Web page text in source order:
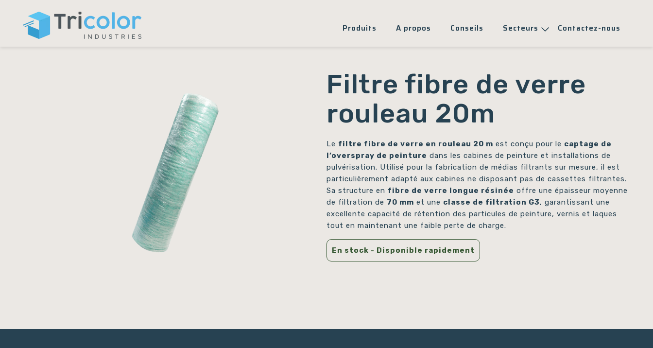
Produits A propos Conseils Secteurs Contactez-nous
Filtre fibre de verre
rouleau 20m
Le filtre fibre de verre en rouleau 20 m est conçu pour le captage de
l’overspray de peinture dans les cabines de peinture et installations de
pulvérisation. Utilisé pour la fabrication de médias filtrants sur mesure, il est
particulièrement adapté aux cabines ne disposant pas de cassettes filtrantes.
Sa structure en fibre de verre longue résinée offre une épaisseur moyenne
de filtration de 70 mm et une classe de filtration G3, garantissant une
excellente capacité de rétention des particules de peinture, vernis et laques
tout en maintenant une faible perte de charge.
En stock - Disponible rapidement